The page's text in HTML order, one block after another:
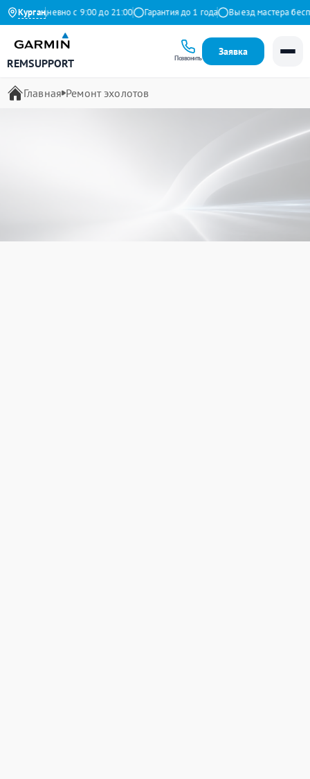
Курган
Ежедневно с 9:00 до 21:00 Гарантия до 1 года Выезд мастера бесплатно
REMSUPPORT Позвонить
Заявка
Главная Ремонт эхолотов